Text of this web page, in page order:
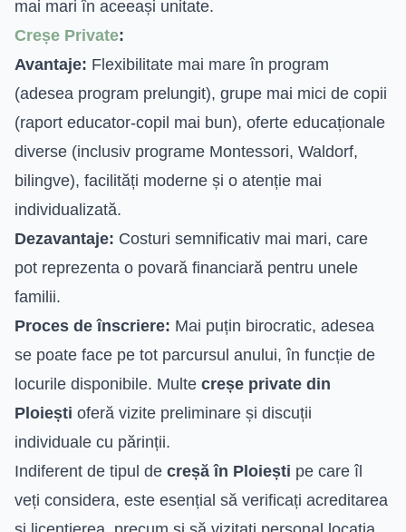
mai mari în aceeași unitate.
Creșe Private:
Avantaje: Flexibilitate mai mare în program
(adesea program prelungit), grupe mai mici de copii
(raport educator-copil mai bun), oferte educaționale
diverse (inclusiv programe Montessori, Waldorf,
bilingve), facilități moderne și o atenție mai
individualizată.
Dezavantaje: Costuri semnificativ mai mari, care
pot reprezenta o povară financiară pentru unele
familii.
Proces de înscriere: Mai puțin birocratic, adesea
se poate face pe tot parcursul anului, în funcție de
locurile disponibile. Multe creșe private din
Ploiești oferă vizite preliminare și discuții
individuale cu părinții.
Indiferent de tipul de creșă în Ploiești pe care îl
veți considera, este esențial să verificați acreditarea